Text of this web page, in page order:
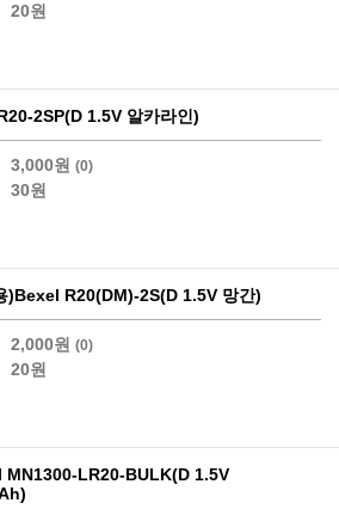
20원
2SP(D 1.5V 알카라인)
3,000원 (0)
30원
)Bexel R20(DM)-2S(D 1.5V 망간)
2,000원 (0)
20원
MN1300-LR20-BULK(D 1.5V